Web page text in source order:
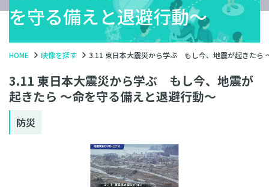
を守る備えと退避行動〜
HOME 映像を探す 3.11 東日本大震災から学ぶ もし今、地震が起きたら
3.11 東日本大震災から学ぶ もし今、地震が
起きたら 〜命を守る備えと退避行動〜
防災